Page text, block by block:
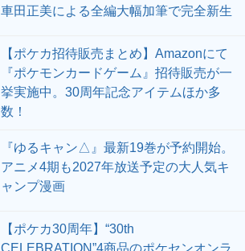
車田正美による全編大幅加筆で完全新生
【ポケカ招待販売まとめ】Amazonにて
『ポケモンカードゲーム』招待販売が一
挙実施中。30周年記念アイテムほか多
数！
『ゆるキャン△』最新19巻が予約開始。
アニメ4期も2027年放送予定の大人気キ
ャンプ漫画
【ポケカ30周年】“30th